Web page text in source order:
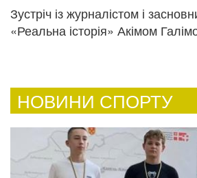
Зустріч із журналістом і
«Реальна історія» Акімом
НОВИНИ СПОРТУ